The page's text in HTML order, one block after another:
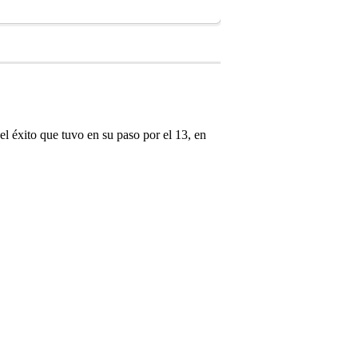
éxito que tuvo en su paso por el 13, en